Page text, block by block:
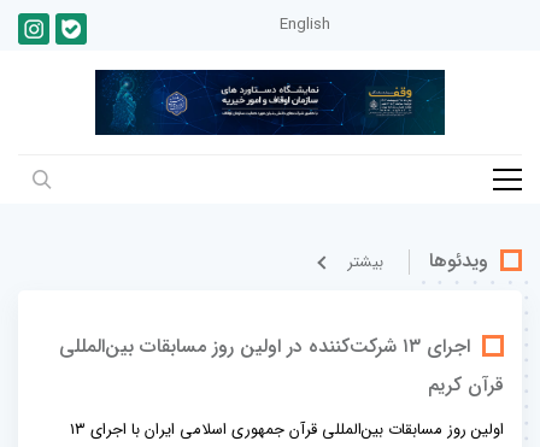
English
ویدئوها بيشتر
اجرای ۱۳ شرکت‌کننده در اولین روز مسابقات بین‌المللی
قرآن کریم
اولین روز مسابقات بین‌المللی قرآن جمهوری اسلامی ایران با اجرای ۱۳